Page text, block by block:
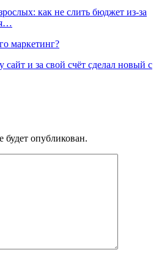
как не слить бюджет из-за
маркетинг?
и за свой счёт сделал новый с
опубликован.